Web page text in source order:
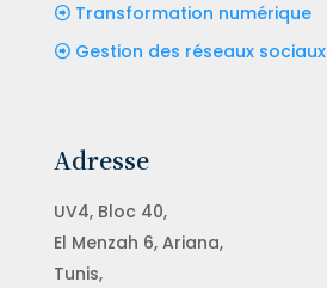
Transformation numérique
Gestion des réseaux sociaux
Adresse
UV4, Bloc 40,
El Menzah 6, Ariana,
Tunis,